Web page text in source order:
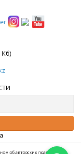
Кб)
об авторских правах.